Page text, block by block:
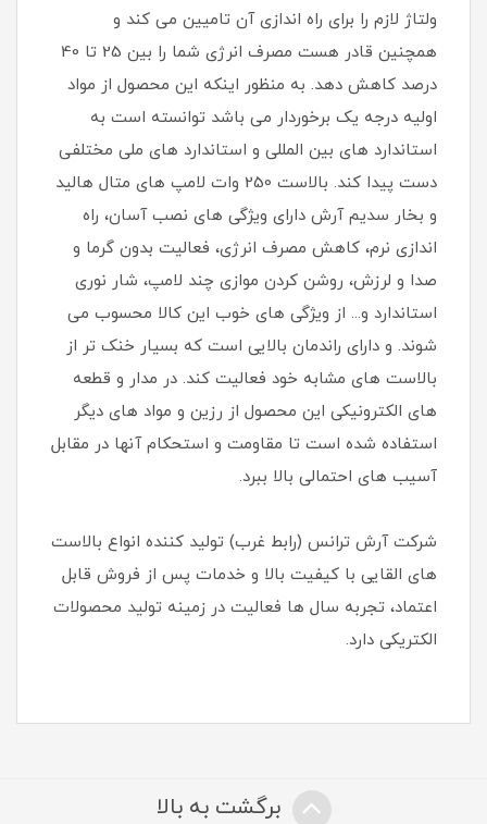
ولتاژ لازم را برای راه اندازی آن تامیین می کند و
همچنین قادر هست مصرف انرژی شما را بین 25 تا 40
درصد کاهش دهد. به منظور اینکه این محصول از مواد
اولیه درجه یک برخوردار می باشد توانسته است به
استاندارد های بین المللی و استاندارد های ملی مختلفی
دست پیدا کند. بالاست 250 وات لامپ های متال هالید
و بخار سدیم آرش دارای ویژگی های نصب آسان، راه
اندازی نرم، کاهش مصرف انرژی، فعالیت بدون گرما و
صدا و لرزش، روشن کردن موازی چند لامپ، شار نوری
استاندارد و... از ویژگی های خوب این کالا محسوب می
شوند. و دارای راندمان بالایی است که بسیار خنک تر از
بالاست های مشابه خود فعالیت کند. در مدار و قطعه
های الکترونیکی این محصول از رزین و مواد های دیگر
استفاده شده است تا مقاومت و استحکام آنها در مقابل
آسیب های احتمالی بالا ببرد.
شرکت آرش ترانس (رابط غرب) تولید کننده انواع بالاست
های القایی با کیفیت بالا و خدمات پس از فروش قابل
اعتماد، تجربه سال ها فعالیت در زمینه تولید محصولات
الکتریکی دارد.
برگشت به بالا